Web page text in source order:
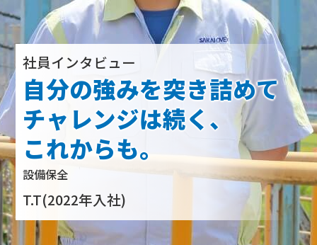
社員インタビュー
自分の強みを突き詰めて
チャレンジは続く、
これからも。
設備保全
T.T(2022年入社)